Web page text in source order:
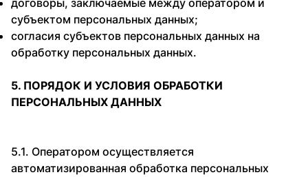
договоры, заключаемые между оператором и
субъектом персональных данных;
согласия субъектов персональных данных на
обработку персональных данных.
5. ПОРЯДОК И УСЛОВИЯ ОБРАБОТКИ
ПЕРСОНАЛЬНЫХ ДАННЫХ
5.1. Оператором осуществляется
автоматизированная обработка персональных